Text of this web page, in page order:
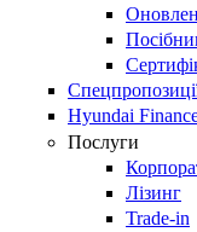
Hyundai
Послуги
Лізинг
Trade-in